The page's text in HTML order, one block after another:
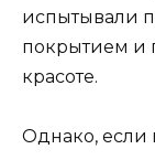
испытывали
покрытием и
красоте.
Однако, если